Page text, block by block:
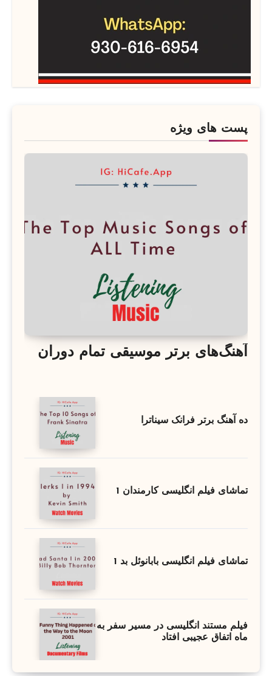
پست های ویژه
آهنگ‌های برتر موسیقی تمام دوران
ده آهنگ برتر فرانک سیناترا
تماشای فیلم انگلیسی کارمندان 1
تماشای فیلم انگلیسی بابانوئل بد 1
فیلم مستند انگلیسی در مسیر سفر به
ماه اتفاق عجیبی افتاد